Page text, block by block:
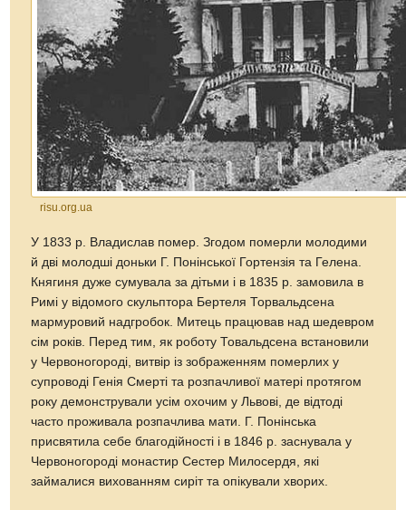
risu.org.ua
У 1833 р. Владислав помер. Згодом померли молодими
й дві молодші доньки Г. Понінської Гортензія та Гелена.
Княгиня дуже сумувала за дітьми і в 1835 р. замовила в
Римі у відомого скульптора Бертеля Торвальдсена
мармуровий надгробок. Митець працював над шедевром
сім років. Перед тим, як роботу Товальдсена встановили
у Червоногороді, витвір із зображенням померлих у
супроводі Генія Смерті та розпачливої матері протягом
року демонстрували усім охочим у Львові, де відтоді
часто проживала розпачлива мати. Г. Понінська
присвятила себе благодійності і в 1846 р. заснувала у
Червоногороді монастир Сестер Милосердя, які
займалися вихованням сиріт та опікували хворих.